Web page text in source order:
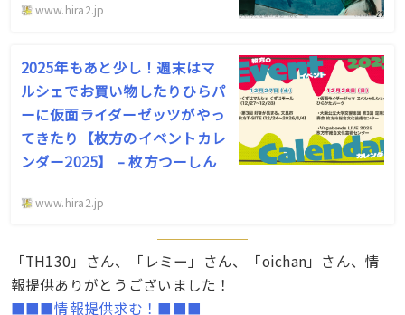
www.hira2.jp
2025年もあと少し！週末はマ
ルシェでお買い物したりひらパ
ーに仮面ライダーゼッツがやっ
てきたり【枚方のイベントカレ
ンダー2025】 – 枚方つーしん
www.hira2.jp
「TH130」さん、「レミー」さん、「oichan」さん、情
報提供ありがとうございました！
■■■情報提供求む！■■■